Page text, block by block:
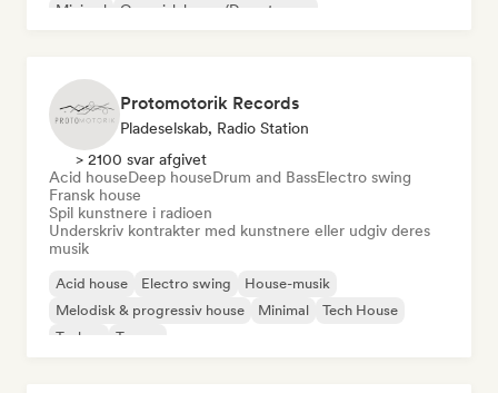
Minimal
Organisk house/Downtempo
Protomotorik Records
Pladeselskab, Radio Station
> 2100 svar afgivet
Acid houseDeep houseDrum and BassElectro swing
Fransk house
Spil kunstnere i radioen
Underskriv kontrakter med kunstnere eller udgiv deres
musik
Acid house Electro swing
House-musik
Melodisk & progressiv house
Minimal
Tech House
Techno
Trance